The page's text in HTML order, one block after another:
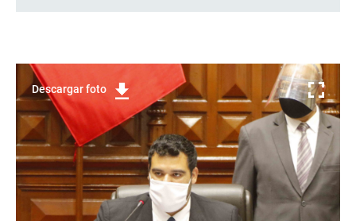
Descargar foto